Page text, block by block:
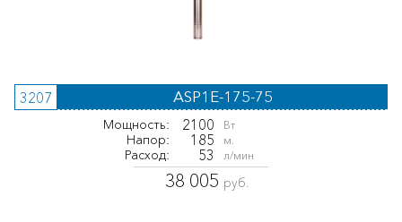
3207 ASP1E-175-75
Мощность: 2100 Вт
Напор: 185 м.
Расход: 53 л/мин
38 005 руб.